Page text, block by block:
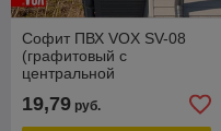
Софит ПВХ VOX SV-08
(графитовый с
центральной
19,79 руб.